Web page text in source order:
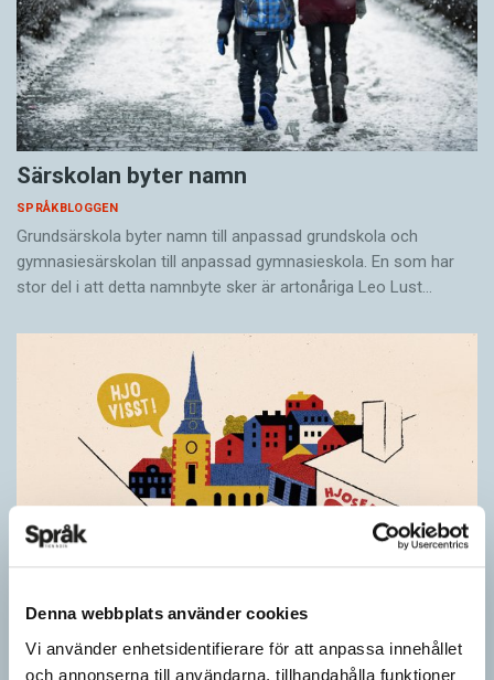
Denna webbplats använder cookies
Vi använder enhetsidentifierare för att anpassa innehållet
och annonserna till användarna, tillhandahålla funktioner
Särskolan byter namn
SPRÅKBLOGGEN
Grundsärskola byter namn till anpassad grundskola och
gymnasiesärskolan till anpassad gymnasieskola. En som har
stor del i att detta namnbyte sker är artonåriga Leo Lust…